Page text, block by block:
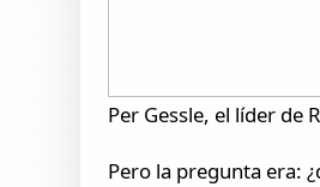
Per Gessle, el líder
Pero la pregunta era: